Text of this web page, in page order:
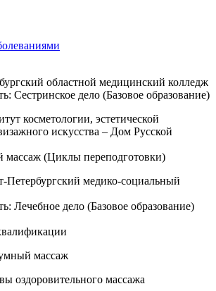
областной медицинский колледж
Сестринское дело (Базовое образование)
косметологии, эстетической
искусства – Дом Русской
(Циклы переподготовки)
медико-социальный
Лечебное дело (Базовое образование)
массаж
оздоровительного массажа